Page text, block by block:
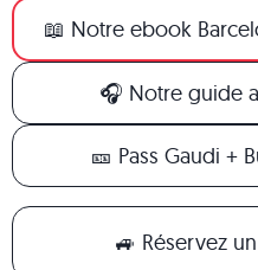
📖 Notre ebook
🎧 Notre guide
🎫 Pass Gaudi +
🚙 Réservez